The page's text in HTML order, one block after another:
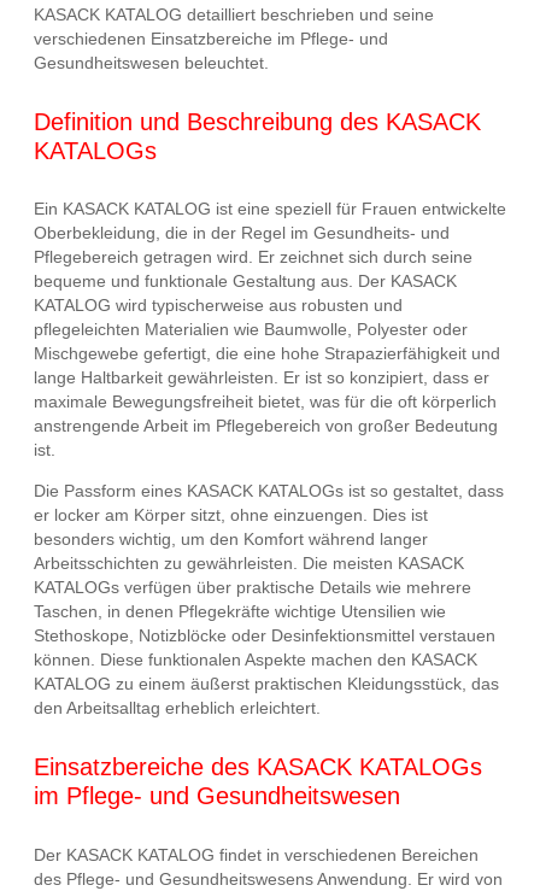
KASACK KATALOG detailliert beschrieben und seine
verschiedenen Einsatzbereiche im Pflege- und
Gesundheitswesen beleuchtet.
Definition und Beschreibung des KASACK
KATALOGs
Ein KASACK KATALOG ist eine speziell für Frauen entwickelte
Oberbekleidung, die in der Regel im Gesundheits- und
Pflegebereich getragen wird. Er zeichnet sich durch seine
bequeme und funktionale Gestaltung aus. Der KASACK
KATALOG wird typischerweise aus robusten und
pflegeleichten Materialien wie Baumwolle, Polyester oder
Mischgewebe gefertigt, die eine hohe Strapazierfähigkeit und
lange Haltbarkeit gewährleisten. Er ist so konzipiert, dass er
maximale Bewegungsfreiheit bietet, was für die oft körperlich
anstrengende Arbeit im Pflegebereich von großer Bedeutung
ist.
Die Passform eines KASACK KATALOGs ist so gestaltet, dass
er locker am Körper sitzt, ohne einzuengen. Dies ist
besonders wichtig, um den Komfort während langer
Arbeitsschichten zu gewährleisten. Die meisten KASACK
KATALOGs verfügen über praktische Details wie mehrere
Taschen, in denen Pflegekräfte wichtige Utensilien wie
Stethoskope, Notizblöcke oder Desinfektionsmittel verstauen
können. Diese funktionalen Aspekte machen den KASACK
KATALOG zu einem äußerst praktischen Kleidungsstück, das
den Arbeitsalltag erheblich erleichtert.
Einsatzbereiche des KASACK KATALOGs
im Pflege- und Gesundheitswesen
Der KASACK KATALOG findet in verschiedenen Bereichen
des Pflege- und Gesundheitswesens Anwendung. Er wird von